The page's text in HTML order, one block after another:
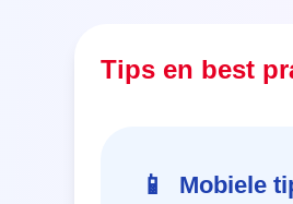
Tips en best
📱 Mobiele